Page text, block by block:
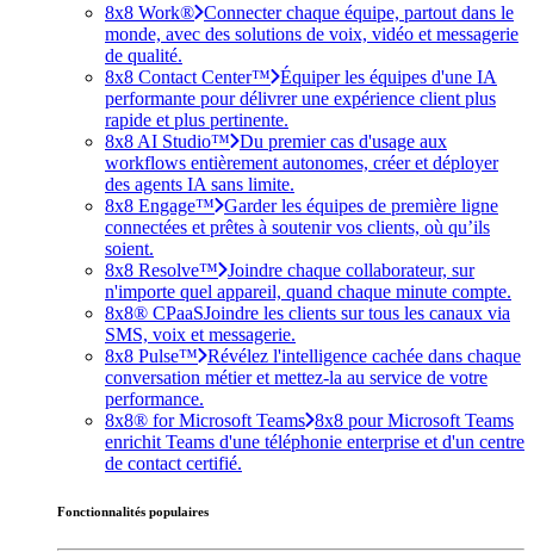
8x8 Work® Connecter chaque équipe, partout dans le
monde, avec des solutions de voix, vidéo et messagerie
de qualité.
8x8 Contact Center™ Équiper les équipes d'une IA
performante pour délivrer une expérience client plus
rapide et plus pertinente.
8x8 AI Studio™ Du premier cas d'usage aux
workflows entièrement autonomes, créer et déployer
des agents IA sans limite.
8x8 Engage™ Garder les équipes de première ligne
connectées et prêtes à soutenir vos clients, où qu’ils
soient.
8x8 Resolve™ Joindre chaque collaborateur, sur
n'importe quel appareil, quand chaque minute compte.
8x8® CPaaSJoindre les clients sur tous les canaux via
SMS, voix et messagerie.
8x8 Pulse™ Révélez l'intelligence cachée dans chaque
conversation métier et mettez-la au service de votre
performance.
8x8® for Microsoft Teams 8x8 pour Microsoft Teams
enrichit Teams d'une téléphonie enterprise et d'un centre
de contact certifié.
Fonctionnalités populaires